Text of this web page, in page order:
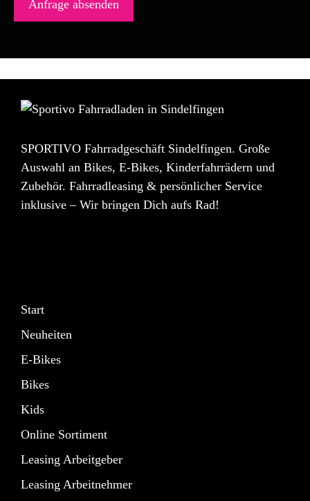
SPORTIVO Fahrradgeschäft Sindelfingen. Große
Auswahl an Bikes, E-Bikes, Kinderfahrrädern und
Zubehör. Fahrradleasing & persönlicher Service
inklusive – Wir bringen Dich aufs Rad!
Start
Neuheiten
E-Bikes
Bikes
Kids
Online Sortiment
Leasing Arbeitgeber
Leasing Arbeitnehmer